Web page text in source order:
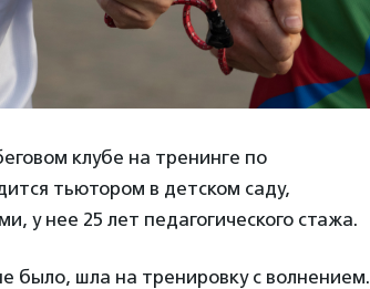
клубе на тренинге по
тьютором в детском саду,
у нее 25 лет педагогического стажа.
было, шла на тренировку с волнением.